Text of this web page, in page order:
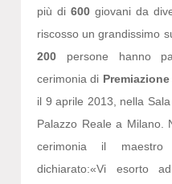
più di 600 giovani da
riscosso un grandissimo
200 persone hanno
cerimonia di Premiazione
il 9 aprile 2013, nella
Palazzo Reale a Milano.
cerimonia il maestro
dichiarato:«Vi esorto